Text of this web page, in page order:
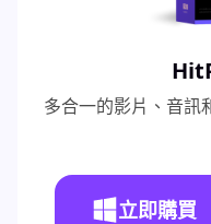
多合一的影片、音訊
立即購買